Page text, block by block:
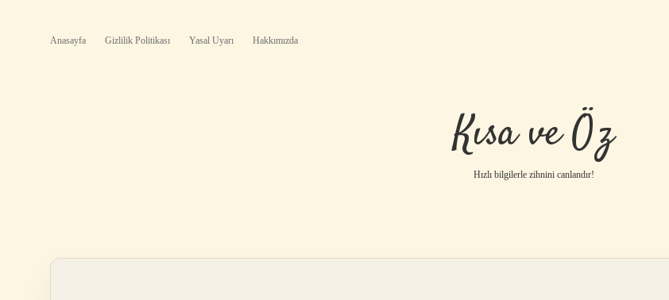
Anasayfa Gizlilik Politikası Yasal Uyarı Hakkımızda
Kısa ve Öz
Hızlı bilgilerle zihnini canlandır!